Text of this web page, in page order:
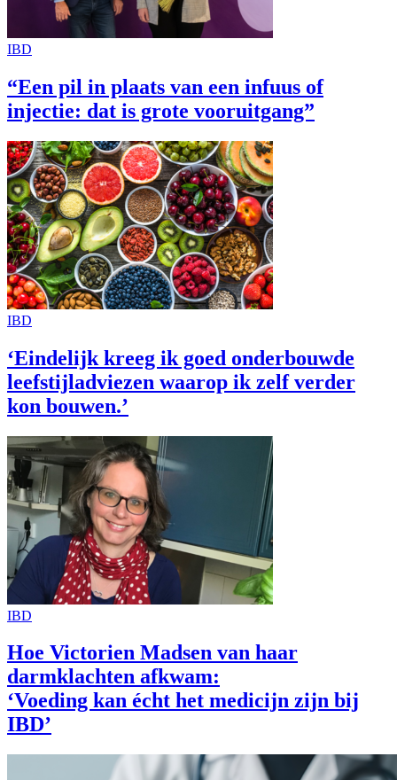
IBD
“Een pil in plaats van een infuus of
injectie: dat is grote vooruitgang”
IBD
‘Eindelijk kreeg ik goed onderbouwde
leefstijladviezen waarop ik zelf verder
kon bouwen.’
IBD
Hoe Victorien Madsen van haar
darmklachten afkwam:
‘Voeding kan écht het medicijn zijn bij
IBD’